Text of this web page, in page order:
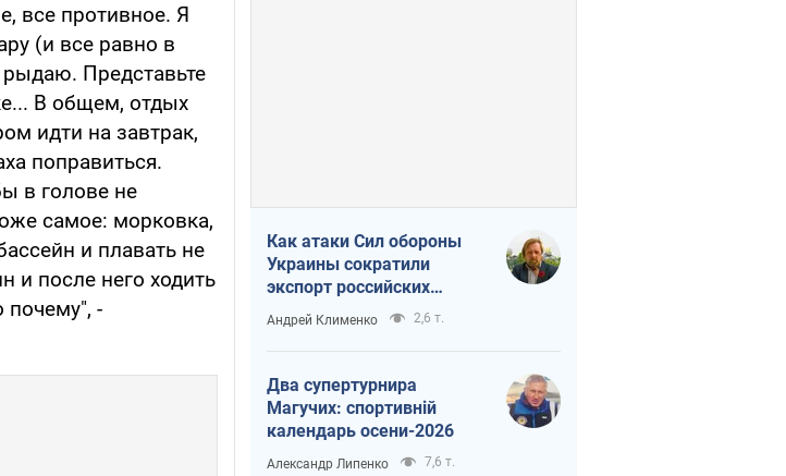
все противное. Я
(и все равно в
Представьте
В общем, отдых
идти на завтрак,
поправиться.
в голове не
самое: морковка,
и плавать не
и после него ходить
почему", -
Как атаки Сил обороны
Украины сократили
экспорт российских
нефтепродуктов
Андрей Клименко 2,6 т.
Два супертурнира
Магучих: спортивній
календарь осени-2026
Александр Липенко 7,6 т.